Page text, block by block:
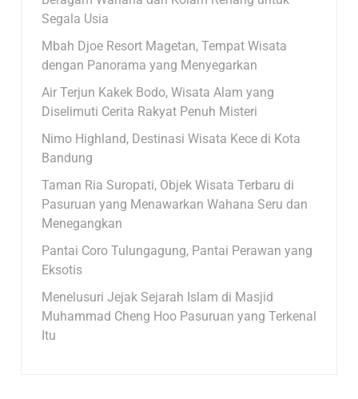
Segala Usia
Mbah Djoe Resort Magetan, Tempat Wisata
dengan Panorama yang Menyegarkan
Air Terjun Kakek Bodo, Wisata Alam yang
Diselimuti Cerita Rakyat Penuh Misteri
Nimo Highland, Destinasi Wisata Kece di Kota
Bandung
Taman Ria Suropati, Objek Wisata Terbaru di
Pasuruan yang Menawarkan Wahana Seru dan
Menegangkan
Pantai Coro Tulungagung, Pantai Perawan yang
Eksotis
Menelusuri Jejak Sejarah Islam di Masjid
Muhammad Cheng Hoo Pasuruan yang Terkenal
Itu